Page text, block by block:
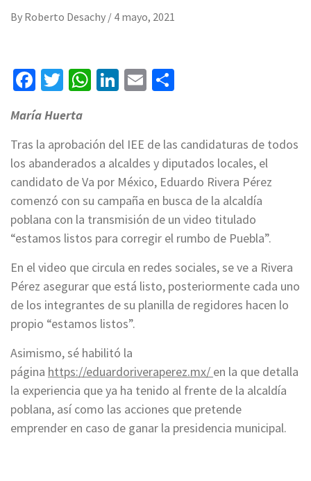
By Roberto Desachy / 4 mayo, 2021
Facebook
Twitter
WhatsApp
LinkedIn
Email
María Huerta
Tras la aprobación del IEE de las candidaturas de todos
los abanderados a alcaldes y diputados locales, el
candidato de Va por México, Eduardo Rivera Pérez
comenzó con su campaña en busca de la alcaldía
poblana con la transmisión de un video titulado
“estamos listos para corregir el rumbo de Puebla”.
En el video que circula en redes sociales, se ve a Rivera
Pérez asegurar que está listo, posteriormente cada uno
de los integrantes de su planilla de regidores hacen lo
propio “estamos listos”.
Asimismo, sé habilitó la
página https://eduardoriveraperez.mx/ en la que detalla
la experiencia que ya ha tenido al frente de la alcaldía
poblana, así como las acciones que pretende
emprender en caso de ganar la presidencia municipal.